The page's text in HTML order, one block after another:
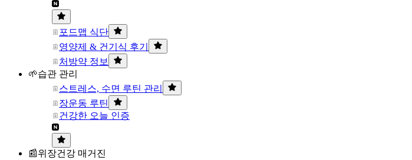
포드맵 식단
영양제 & 건기식 후기
처방약 정보
🌱습관 관리
스트레스, 수면 루틴 관리
장운동 루틴
건강한 오늘 인증
📰위장건강 매거진